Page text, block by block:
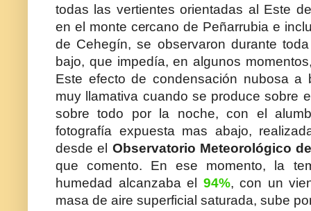
todas las vertientes orientadas al Este
en el monte cercano de Peñarrubia e
de Cehegín, se observaron durante
bajo, que impedía, en algunos
Este efecto de condensación nubosa a
muy llamativa cuando se produce sobre
sobre todo por la noche, con el
fotografía expuesta mas abajo,
desde el Observatorio Meteorológico
que comento. En ese momento, la
humedad alcanzaba el 94%, con un
masa de aire superficial saturada, sube